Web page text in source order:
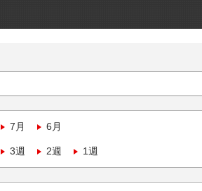
7月 6月
3週 2週 1週